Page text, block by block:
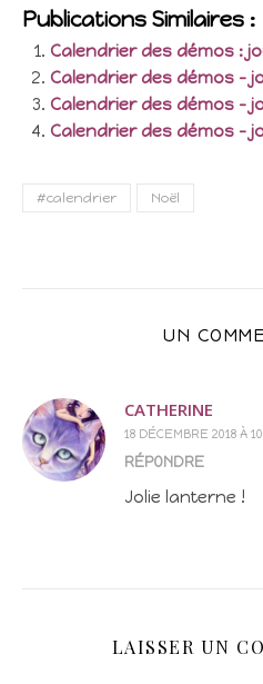
Publications Similaires :
Calendrier des démos :
Calendrier des démos –
Calendrier des démos –
Calendrier des démos –
#calendrier Noël
UN
CATHERINE
18 DÉCEMBRE 2018 À
RÉPONDRE
Jolie lanterne !
LAISSER UN